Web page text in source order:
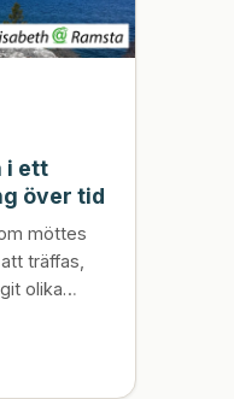
i ett
över tid
möttes
träffas,
olika
har blivit